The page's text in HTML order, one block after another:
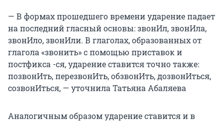
— В формах прошедшего времени ударение падает
на последний гласный основы: звонИл, звонИла,
звонИло, звонИли. В глаголах, образованных от
глагола «звонить» с помощью приставок и
постфикса -ся, ударение ставится точно также:
позвонИть, перезвонИть, обзвонИть, дозвонИться,
созвонИться, — уточнила Татьяна Абаляева
Аналогичным образом ударение ставится и в